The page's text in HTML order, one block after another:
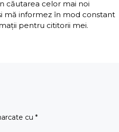
căutarea celor mai noi
mă informez în mod constant
pentru cititorii mei.
cu *